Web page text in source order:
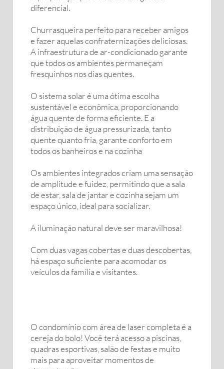
diferencial.
Churrasqueira perfeito para receber amigos
e fazer aquelas confraternizações deliciosas.
A infraestrutura de ar-condicionado garante
que todos os ambientes permaneçam
fresquinhos nos dias quentes.
O sistema solar é uma ótima escolha
sustentável e econômica, proporcionando
água quente de forma eficiente. E a
distribuição de água pressurizada, tanto
quente quanto fria, garante conforto em
todos os banheiros e na cozinha
Os ambientes integrados criam uma sensação
de amplitude e fuidez, permitindo que a sala
de estar, sala de jantar e cozinha sejam um
espaço único, ideal para socializar.
A iluminação natural deve ser maravilhosa!
Com duas vagas cobertas e duas descobertas,
há espaço suficiente para acomodar os
veículos da família e visitantes.
O condomínio com área de laser completa é a
cereja do bolo! Você terá acesso a piscinas,
quadras esportivas, salão de festas e muito
mais para aproveitar momentos de